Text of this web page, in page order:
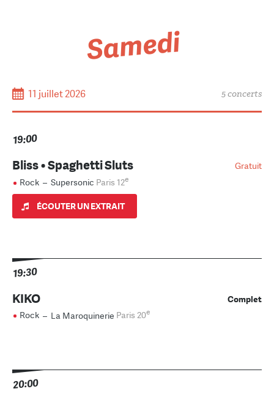
Samedi
11 juillet 2026 5 concerts
19:00
Gratuit
Bliss • Spaghetti Sluts
Rock – Supersonic Paris 12e
ÉCOUTER UN EXTRAIT
19:30
Complet
KIKO
Rock – La Maroquinerie Paris 20e
20:00